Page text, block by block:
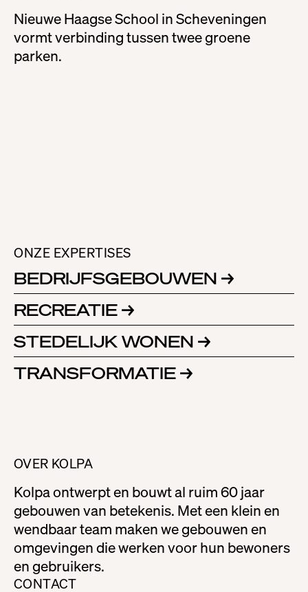
Nieuwe Haagse School in Scheveningen
vormt verbinding tussen twee groene
parken.
ONZE EXPERTISES
BEDRIJFSGEBOUWEN →
RECREATIE →
STEDELIJK WONEN →
TRANSFORMATIE →
OVER KOLPA
Kolpa ontwerpt en bouwt al ruim 60 jaar
gebouwen van betekenis. Met een klein en
wendbaar team maken we gebouwen en
omgevingen die werken voor hun bewoners
en gebruikers.
CONTACT